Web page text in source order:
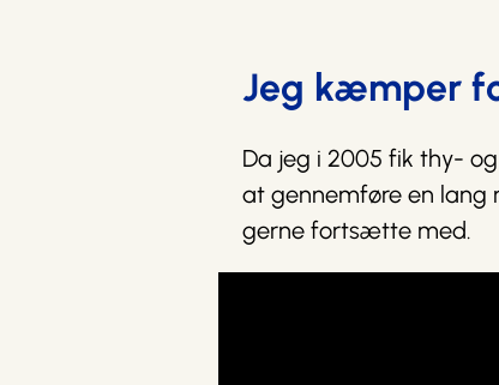
Jeg kæmper
Da jeg i 2005 fik thy-
at gennemføre en lang
gerne fortsætte med.